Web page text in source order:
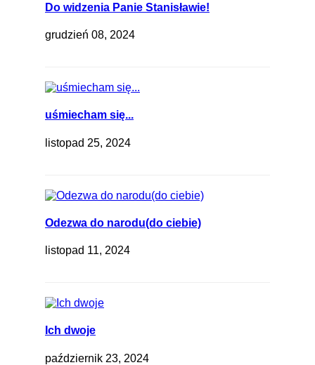
Do widzenia Panie Stanisławie!
grudzień 08, 2024
uśmiecham się...
listopad 25, 2024
Odezwa do narodu(do ciebie)
listopad 11, 2024
Ich dwoje
październik 23, 2024